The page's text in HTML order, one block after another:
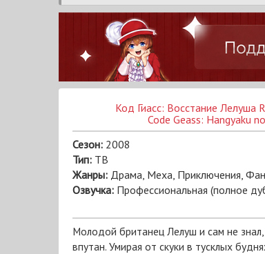
Код Гиасс: Восстание Лелуша
Code Geass: Hangyaku
Сезон:2008
Тип:ТВ
Жанры:Драма, Меха, Приключения,
Озвучка:Профессиональная (полное
Молодой британец Лелуш и сам не
впутан. Умирая от скуки в тусклых